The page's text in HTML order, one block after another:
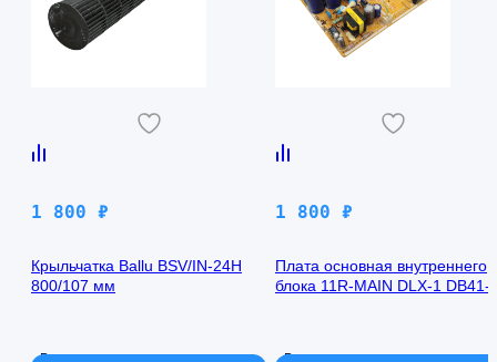
1 800 ₽
Крыльчатка Ballu BSV/IN-24H
800/107 мм
В наличии
1 800 ₽
Плата основная внутреннего
блока 11R-MAIN DLX-1 DB41-
В наличии